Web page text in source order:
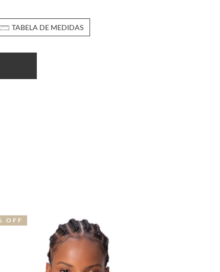
TABELA DE MEDIDAS